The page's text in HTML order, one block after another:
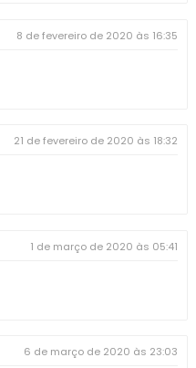
8 de fevereiro de 2020 às 16:35
21 de fevereiro de 2020 às 18:32
1 de março de 2020 às 05:41
6 de março de 2020 às 23:03